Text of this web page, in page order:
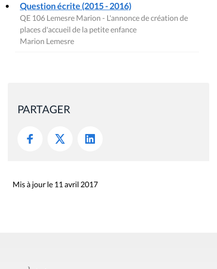
Question écrite (2015 - 2016)
QE 106 Lemesre Marion - L'annonce de création de
places d'accueil de la petite enfance
Marion Lemesre
PARTAGER
Mis à jour le 11 avril 2017